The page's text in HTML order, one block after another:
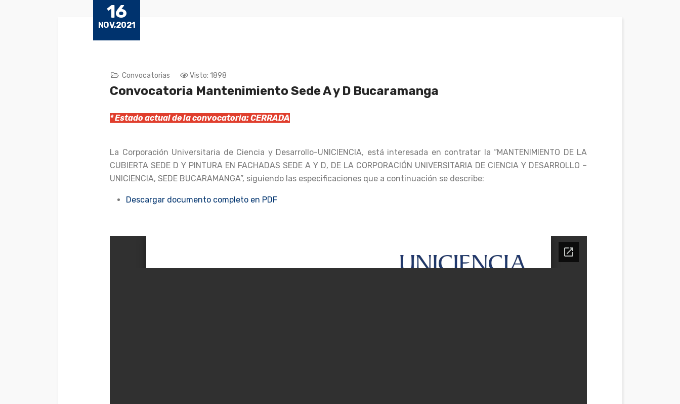
16
NOV,2021
Convocatorias Visto: 1898
Convocatoria Mantenimiento Sede A y D Bucaramanga
* Estado actual de la convocatoria: CERRADA
La Corporación Universitaria de Ciencia y Desarrollo-UNICIENCIA, está interesada en contratar la “MANTENIMIENTO DE LA
CUBIERTA SEDE D Y PINTURA EN FACHADAS SEDE A Y D, DE LA CORPORACIÓN UNIVERSITARIA DE CIENCIA Y DESARROLLO –
UNICIENCIA, SEDE BUCARAMANGA”, siguiendo las especificaciones que a continuación se describe:
Descargar documento completo en PDF